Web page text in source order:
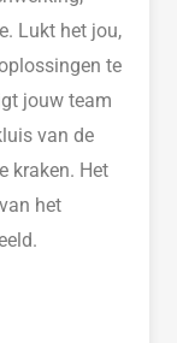
Lukt het jou,
te
jouw team
van de
kraken. Het
het